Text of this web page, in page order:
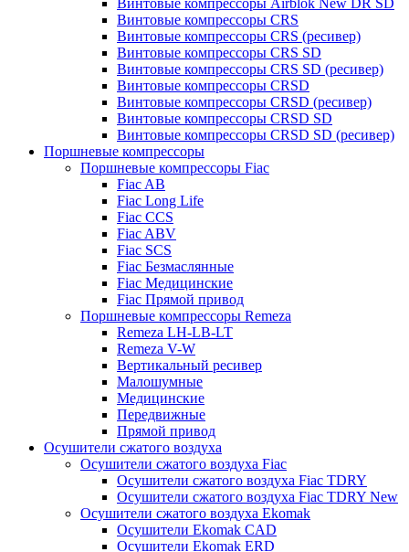
Винтовые компрессоры Airblok New DR SD
Винтовые компрессоры CRS
Винтовые компрессоры CRS (ресивер)
Винтовые компрессоры CRS SD
Винтовые компрессоры CRS SD (ресивер)
Винтовые компрессоры CRSD
Винтовые компрессоры CRSD (ресивер)
Винтовые компрессоры CRSD SD
Винтовые компрессоры CRSD SD (ресивер)
Поршневые компрессоры
Поршневые компрессоры Fiac
Fiac AB
Fiac Long Life
Fiac CCS
Fiac ABV
Fiac SCS
Fiac Безмаслянные
Fiac Медицинские
Fiac Прямой привод
Поршневые компрессоры Remeza
Remeza LH-LB-LT
Remeza V-W
Вертикальный ресивер
Малошумные
Медицинские
Передвижные
Прямой привод
Осушители сжатого воздуха
Осушители сжатого воздуха Fiac
Осушители сжатого воздуха Fiac TDRY
Осушители сжатого воздуха Fiac TDRY New
Осушители сжатого воздуха Ekomak
Осушители Ekomak CAD
Осушители Ekomak ERD